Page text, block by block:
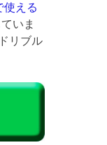
使える
いま
リブル